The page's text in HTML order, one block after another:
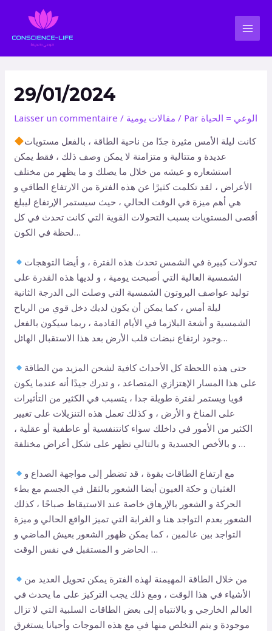
contenu
29/01/2024
Laisser un commentaire / مقالات يومية / Par الوعي = الحياة
كانت ليلة الأمس مثيرة جدًا من ناحية الطاقة ، بالفعل مستويات
عديدة و متتالية و متزامنة لا يمكن وصف ذلك ، فقط يمكن
استشعاره و عيشه من خلال ما يصلك و ما يظهر من مختلف
الأعراض ، لقد تكلمت كثيرًا عن هذه الفترة من الارتفاع الطاقي و
هي أهم ميزة في الوقت الحالي ، حيث سيستمر الإرتفاع ليبلغ
أقصى المستويات بسبب التحولات القوية التي كانت تحدث في كل
لحظة في الكون…
تحولات كبيرة في الشمس تحدث هذه الفترة ، و أيضا التوهجات
الشمسية العالية التي أصبحت يومية ، و لديها هذه القدرة على
توليد عواصف البروتون الشمسية التي وصلت الى الدرجة الثانية
ليلة أمس ، كما يمكن أن يكون لديك دخل قوي من الرياح
الشمسية و أشعة البلازما في الأيام القادمة ، ربما سيكون بالفعل
وجود ارتفاع نبضات قلب الأرض بعد هذا الاستقبال الهائل…
حتى هذه اللحظة كل الأحداث كافية لشحن المزيد من الطاقة
على هذا المسار الإهتزازي المتصاعد ، و تدرك جيدًا أنه عندما يكون
قويا ويستمر لفترة طويلة جدا ، يتسبب في الكثير من التأثيرات
على المناخ و الأرض ، و كذلك تعمل هذه التنزيلات على تغيير
الكثير من الأمور في داخلك سواء كانتنفسية أو عاطفية أو عقلية ،
و بالأخص الجسدية و بالتالي تظهر على شكل أعراض مختلفة …
مع ارتفاع الطاقات بقوة ، قد تضطر إلى مواجهة الصداع و
الغثيان و حكة العيون أيضا الشعور بالثقل في الجسم مع بطء
الحركة و الشعور بالإرهاق خاصة عند الاستيقاظ صباحًا ، كذلك
الشعور بعدم التواجد هنا و الغرابة التي تميز الواقع الحالي و ميزة
التواجد بين عالمين ، كما يمكن ظهور الشعور بعيش الماضي و
الحاضر و المستقبل في نفس الوقت …
من خلال الطاقة المهيمنة لهذه الفترة يمكن تحويل العديد من
الأشياء في هذا الوقت ، ومع ذلك يجب التركيز على ما يحدث في
العالم الخارجي و بالانتباه إلى بعض الطاقات السلبية التي لا تزال
موجودة و يتم التخلص منها في مع هذه الموجات وأحيانا يستغرق
Navigation
articles